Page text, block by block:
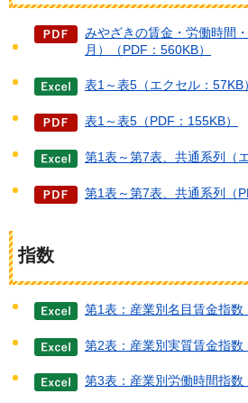
みやざきの賃金・労働時間
月）（PDF：560KB）
表1～表5（エクセル：57KB）
表1～表5（PDF：155KB）
第1表～第7表、共通系列（
第1表～第7表、共通系列（
指数
第1表：産業別名目賃金指数
第2表：産業別実質賃金指数
第3表：産業別労働時間指数